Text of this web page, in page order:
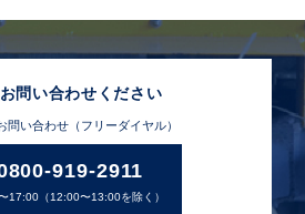
問い合わせください
問い合わせ（フリーダイヤル）
919-2911
17:00（12:00〜13:00を除く）